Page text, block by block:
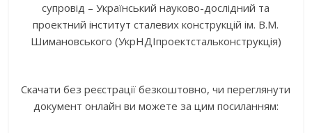
супровід – Український науково-дослідний та
проектний інститут сталевих конструкцій ім. В.М.
Шимановського (УкрНДІпроектстальконструкція)
Скачати без реєстрації безкоштовно, чи переглянути
документ онлайн ви можете за цим посиланням: